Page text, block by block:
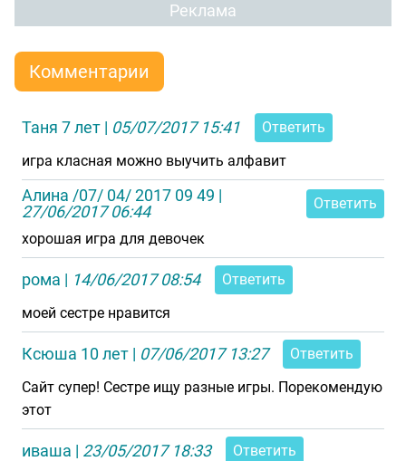
Реклама
Комментарии
Таня 7 лет | 05/07/2017 15:41
Ответить
игра класная можно выучить алфавит
Алина /07/ 04/ 2017 09 49 |
27/06/2017 06:44
Ответить
хорошая игра для девочек
рома | 14/06/2017 08:54
Ответить
моей сестре нравится
Ксюша 10 лет | 07/06/2017 13:27
Ответить
Сайт супер! Сестре ищу разные игры. Порекомендую
этот
иваша | 23/05/2017 18:33
Ответить